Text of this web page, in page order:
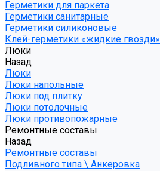
Герметики для паркета
Герметики санитарные
Герметики силиконовые
Клей-герметики «жидкие гвозди»
Люки
Назад
Люки
Люки напольные
Люки под плитку
Люки потолочные
Люки противопожарные
Ремонтные составы
Назад
Ремонтные составы
Подливного типа \ Анкеровка